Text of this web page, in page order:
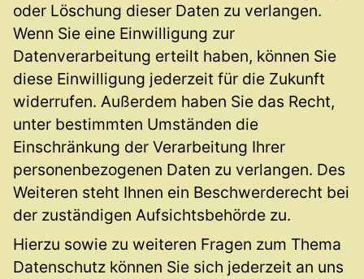
oder Löschung dieser Daten zu verlangen.
Wenn Sie eine Einwilligung zur
Datenverarbeitung erteilt haben, können Sie
diese Einwilligung jederzeit für die Zukunft
widerrufen. Außerdem haben Sie das Recht,
unter bestimmten Umständen die
Einschränkung der Verarbeitung Ihrer
personenbezogenen Daten zu verlangen. Des
Weiteren steht Ihnen ein Beschwerderecht bei
der zuständigen Aufsichtsbehörde zu.
Hierzu sowie zu weiteren Fragen zum Thema
Datenschutz können Sie sich jederzeit an uns